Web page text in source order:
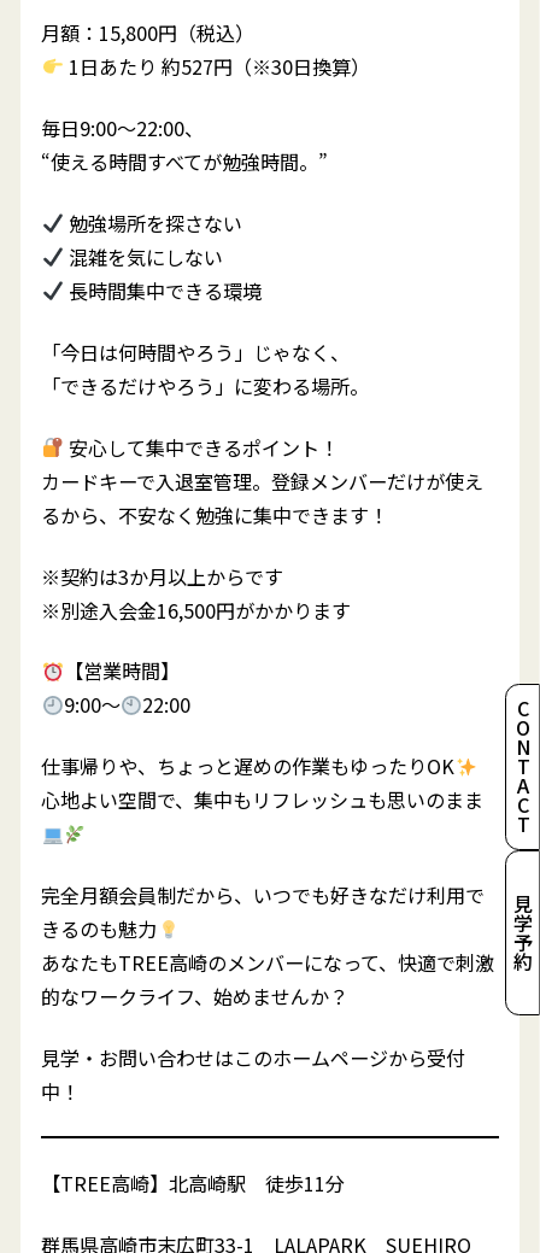
CONTACT
見学予約
月額：15,800円（税込）
1日あたり 約527円（※30日換算）
毎日9:00〜22:00、
“使える時間すべてが勉強時間。”
勉強場所を探さない
混雑を気にしない
長時間集中できる環境
「今日は何時間やろう」じゃなく、
「できるだけやろう」に変わる場所。
安心して集中できるポイント！
カードキーで入退室管理。登録メンバーだけが使え
るから、不安なく勉強に集中できます！
※契約は3か月以上からです
※別途入会金16,500円がかかります
【営業時間】
9:00～
22:00
仕事帰りや、ちょっと遅めの作業もゆったりOK
心地よい空間で、集中もリフレッシュも思いのまま
完全月額会員制だから、いつでも好きなだけ利用で
きるのも魅力
あなたもTREE高崎のメンバーになって、快適で刺激
的なワークライフ、始めませんか？
見学・お問い合わせはこのホームページから受付
中！
【TREE高崎】北高崎駅 徒歩11分
群馬県高崎市末広町33-1 LALAPARK SUEHIRO